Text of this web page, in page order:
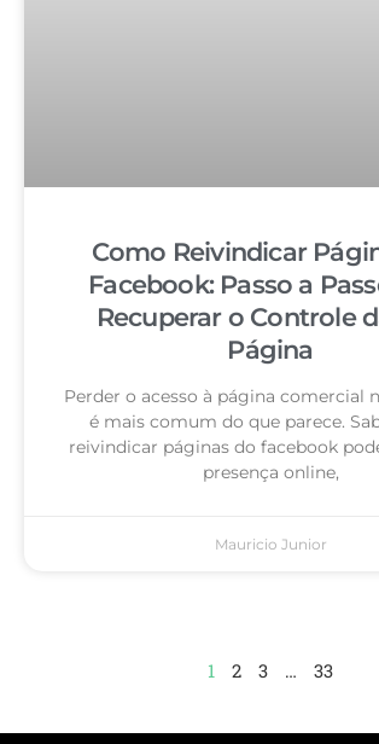
Como Reivindicar
Facebook: Passo a
Recuperar o Controle
Página
Perder o acesso à página comercial
é mais comum do que parece.
reivindicar páginas do facebook
presença online,
Mauricio Junior
1 2 3 … 33